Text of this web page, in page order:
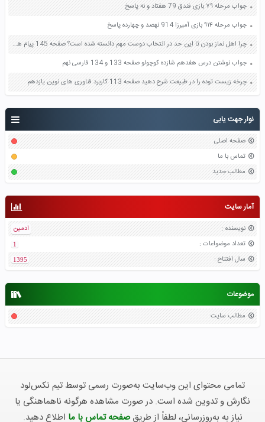
نوار جهت یابی
صفحه اصلی
تماس با ما
مطالب جدید
آمار سایت
نویسنده :
ادمین
تعداد موضواعات :
1
سال افتتاح :
1395
موضوعات
مطالب سایت
جواب مرحله ۷۹ بازی فندق 79 هفتاد و نه پاسخ
جواب مرحله ۹۱۴ بازی آمیرزا 914 نهصد و چهارده پاسخ
چرا اهل نماز بودن تا این حد در انتخاب دوست مهم دانسته شده است؟ صفحه 145 پیام های آسمان هفتم
جواب نوشتن درس هفدهم شازده کوچولو صفحه 133 و 134 فارسی نهم
چرخه زیست توده را در طبیعت شرح دهید صفحه 113 کاربرد فناوری های نوین یازدهم
تمامی محتوای این وب‌سایت به‌صورت رسمی توسط تیم نکس‌لود
نگارش و تدوین شده است. در صورت مشاهده هرگونه ناهماهنگی یا
نیاز به به‌روزرسانی، لطفاً از طریقصفحه تماس با ما اطلاع دهید.